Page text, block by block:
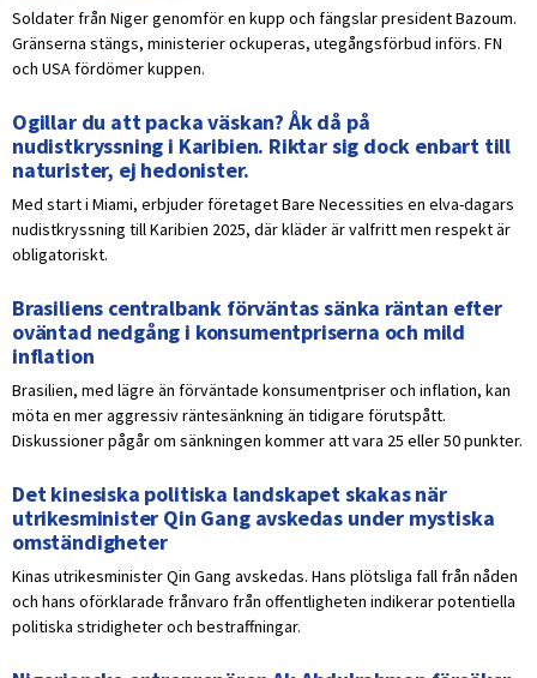
Soldater från Niger genomför en kupp och fängslar president Bazoum.
Gränserna stängs, ministerier ockuperas, utegångsförbud införs. FN
och USA fördömer kuppen.
Ogillar du att packa väskan? Åk då på
nudistkryssning i Karibien. Riktar sig dock enbart till
naturister, ej hedonister.
Med start i Miami, erbjuder företaget Bare Necessities en elva-dagars
nudistkryssning till Karibien 2025, där kläder är valfritt men respekt är
obligatoriskt.
Brasiliens centralbank förväntas sänka räntan efter
oväntad nedgång i konsumentpriserna och mild
inflation
Brasilien, med lägre än förväntade konsumentpriser och inflation, kan
möta en mer aggressiv räntesänkning än tidigare förutspått.
Diskussioner pågår om sänkningen kommer att vara 25 eller 50 punkter.
Det kinesiska politiska landskapet skakas när
utrikesminister Qin Gang avskedas under mystiska
omständigheter
Kinas utrikesminister Qin Gang avskedas. Hans plötsliga fall från nåden
och hans oförklarade frånvaro från offentligheten indikerar potentiella
politiska stridigheter och bestraffningar.